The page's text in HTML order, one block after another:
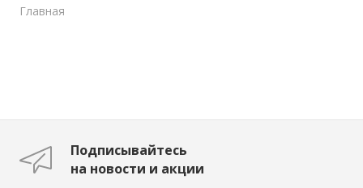
Главная
Подписывайтесь
на новости и акции